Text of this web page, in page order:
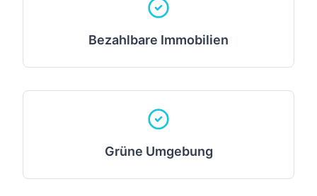
Bezahlbare Immobilien
Grüne Umgebung